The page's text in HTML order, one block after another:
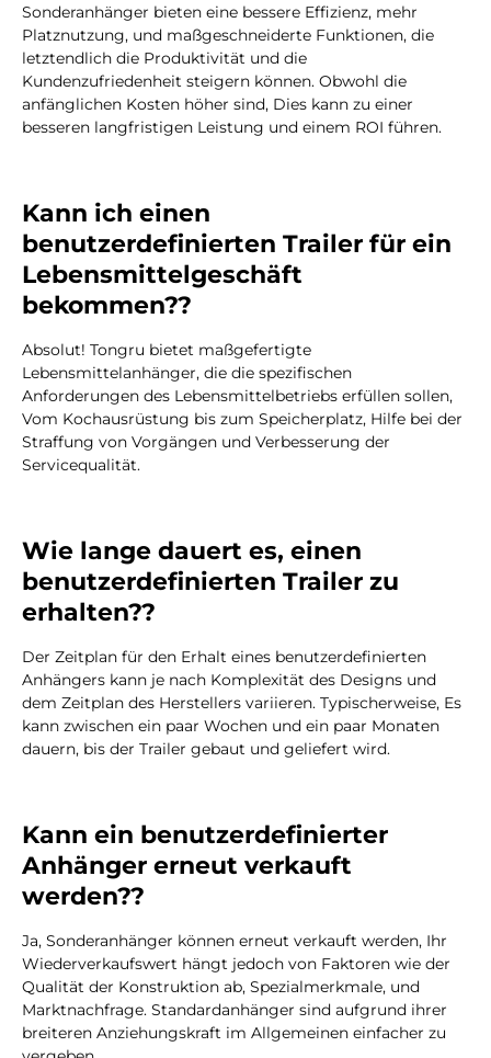
Sonderanhänger bieten eine bessere Effizienz, mehr
Platznutzung, und maßgeschneiderte Funktionen, die
letztendlich die Produktivität und die
Kundenzufriedenheit steigern können. Obwohl die
anfänglichen Kosten höher sind, Dies kann zu einer
besseren langfristigen Leistung und einem ROI führen.
Kann ich einen
benutzerdefinierten Trailer für ein
Lebensmittelgeschäft
bekommen??
Absolut! Tongru bietet maßgefertigte
Lebensmittelanhänger, die die spezifischen
Anforderungen des Lebensmittelbetriebs erfüllen sollen,
Vom Kochausrüstung bis zum Speicherplatz, Hilfe bei der
Straffung von Vorgängen und Verbesserung der
Servicequalität.
Wie lange dauert es, einen
benutzerdefinierten Trailer zu
erhalten??
Der Zeitplan für den Erhalt eines benutzerdefinierten
Anhängers kann je nach Komplexität des Designs und
dem Zeitplan des Herstellers variieren. Typischerweise, Es
kann zwischen ein paar Wochen und ein paar Monaten
dauern, bis der Trailer gebaut und geliefert wird.
Kann ein benutzerdefinierter
Anhänger erneut verkauft
werden??
Ja, Sonderanhänger können erneut verkauft werden, Ihr
Wiederverkaufswert hängt jedoch von Faktoren wie der
Qualität der Konstruktion ab, Spezialmerkmale, und
Marktnachfrage. Standardanhänger sind aufgrund ihrer
breiteren Anziehungskraft im Allgemeinen einfacher zu